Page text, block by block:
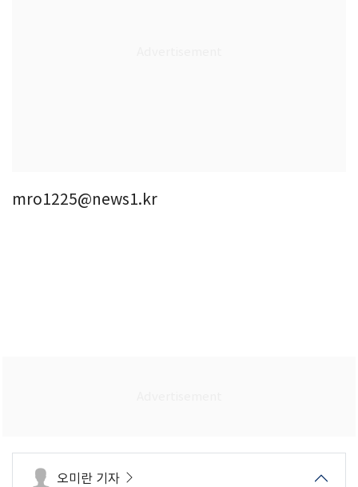
mro1225@news1.kr
오미란 기자